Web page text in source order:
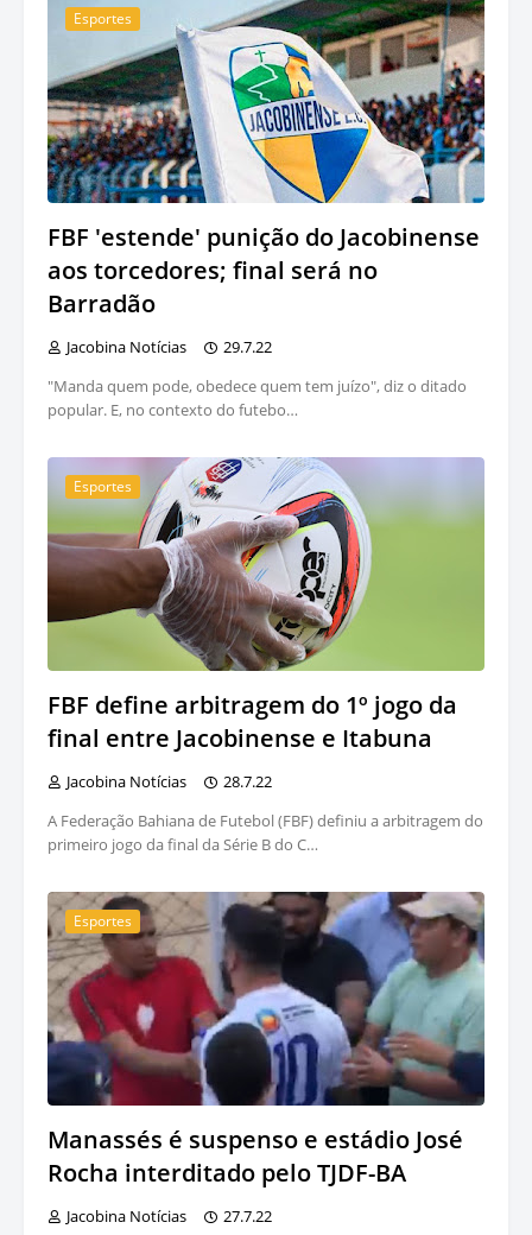
Esportes
FBF 'estende' punição do Jacobinense
aos torcedores; final será no
Barradão
Jacobina Notícias
29.7.22
"Manda quem pode, obedece quem tem juízo", diz o ditado
popular. E, no contexto do futebo…
Esportes
FBF define arbitragem do 1º jogo da
final entre Jacobinense e Itabuna
Jacobina Notícias
28.7.22
A Federação Bahiana de Futebol (FBF) definiu a arbitragem do
primeiro jogo da final da Série B do C…
Esportes
Manassés é suspenso e estádio José
Rocha interditado pelo TJDF-BA
Jacobina Notícias
27.7.22